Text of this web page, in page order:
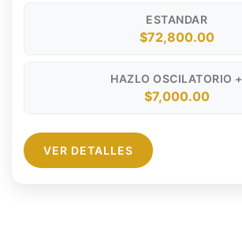
efectivo y transferencia bancaria.
ESTANDAR
$72,800.00
HAZLO OSCILATORIO +
$7,000.00
VER DETALLES